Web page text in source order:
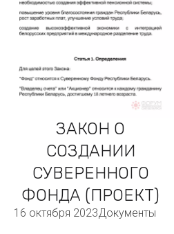
ЗАКОН О
СОЗДАНИИ
СУВЕРЕННОГО
ФОНДА (ПРОЕКТ)
16 октября 2023Документы